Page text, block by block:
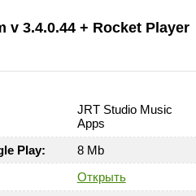
3.4.0.44 + Rocket Player
JRT Studio Music
Apps
Play:
8 Mb
Открыть